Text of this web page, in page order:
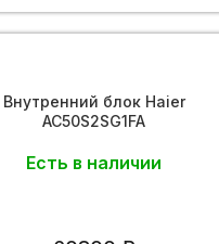
Внутренний блок Haier
AC50S2SG1FA
Есть в наличии